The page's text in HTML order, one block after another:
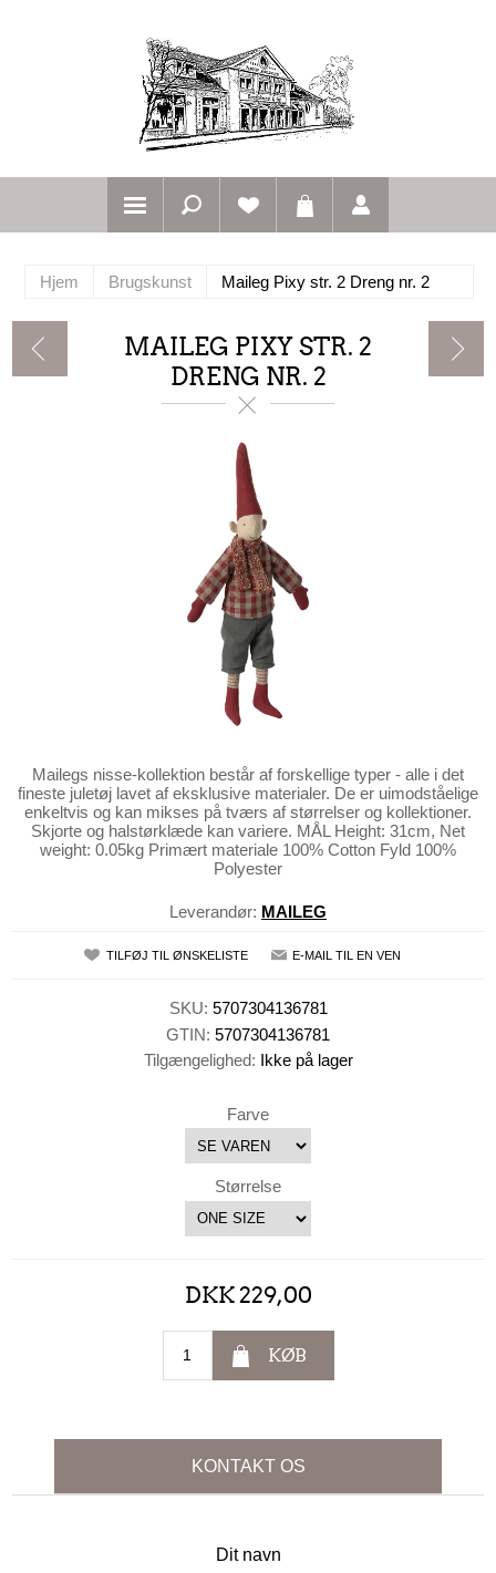
Hjem Brugskunst Maileg Pixy str. 2 Dreng nr. 2
MAILEG PIXY STR. 2
DRENG NR. 2
Mailegs nisse-kollektion består af forskellige typer - alle i det
fineste juletøj lavet af eksklusive materialer. De er uimodståelige
enkeltvis og kan mikses på tværs af størrelser og kollektioner.
Skjorte og halstørklæde kan variere. MÅL Height: 31cm, Net
weight: 0.05kg Primært materiale 100% Cotton Fyld 100%
Polyester
Leverandør: MAILEG
TILFØJ TIL ØNSKELISTE E-MAIL TIL EN VEN
SKU: 5707304136781
GTIN: 5707304136781
Tilgængelighed: Ikke på lager
Farve
Størrelse
DKK 229,00
KØB
KONTAKT OS
Dit navn